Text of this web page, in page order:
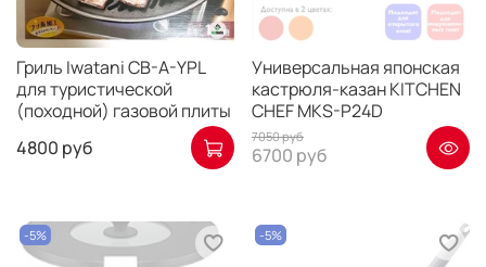
Гриль Iwatani CB-A-YPL
для туристической
(походной) газовой плиты
4800 руб
Универсальная японская
кастрюля-казан KITCHEN
CHEF MKS-P24D
7050 руб
6700 руб
-5% -5%